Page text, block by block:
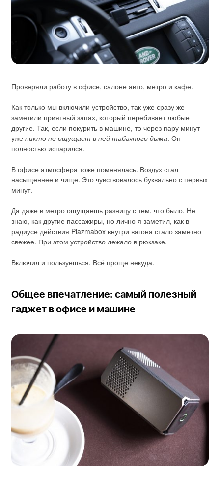
Проверяли работу в офисе, салоне авто, метро и кафе.
Как только мы включили устройство, так уже сразу же
заметили приятный запах, который перебивает любые
другие. Так, если покурить в машине, то через пару минут
уженикто не ощущает в ней табачного дыма. Он
полностью испарился.
В офисе атмосфера тоже поменялась. Воздух стал
насыщеннее и чище. Это чувствовалось буквально с первых
минут.
Да даже в метро ощущаешь разницу с тем, что было. Не
знаю, как другие пассажиры, но лично я заметил, как в
радиусе действия Plazmabox внутри вагона стало заметно
свежее. При этом устройство лежало в рюкзаке.
Включил и пользуешься. Всё проще некуда.
Общее впечатление: самый полезный
гаджет в офисе и машине